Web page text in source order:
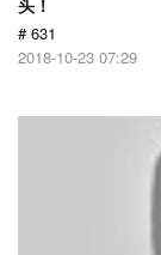
头！
# 631
2018-10-23 07:29